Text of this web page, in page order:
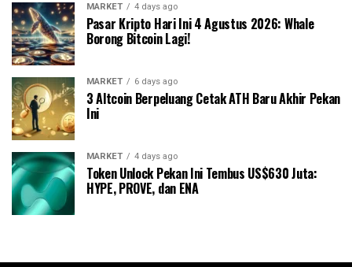
MARKET 4 days ago
Pasar Kripto Hari Ini 4 Agustus 2026: Whale
Borong Bitcoin Lagi!
MARKET 6 days ago
3 Altcoin Berpeluang Cetak ATH Baru Akhir Pekan
Ini
MARKET 4 days ago
Token Unlock Pekan Ini Tembus US$630 Juta:
HYPE, PROVE, dan ENA